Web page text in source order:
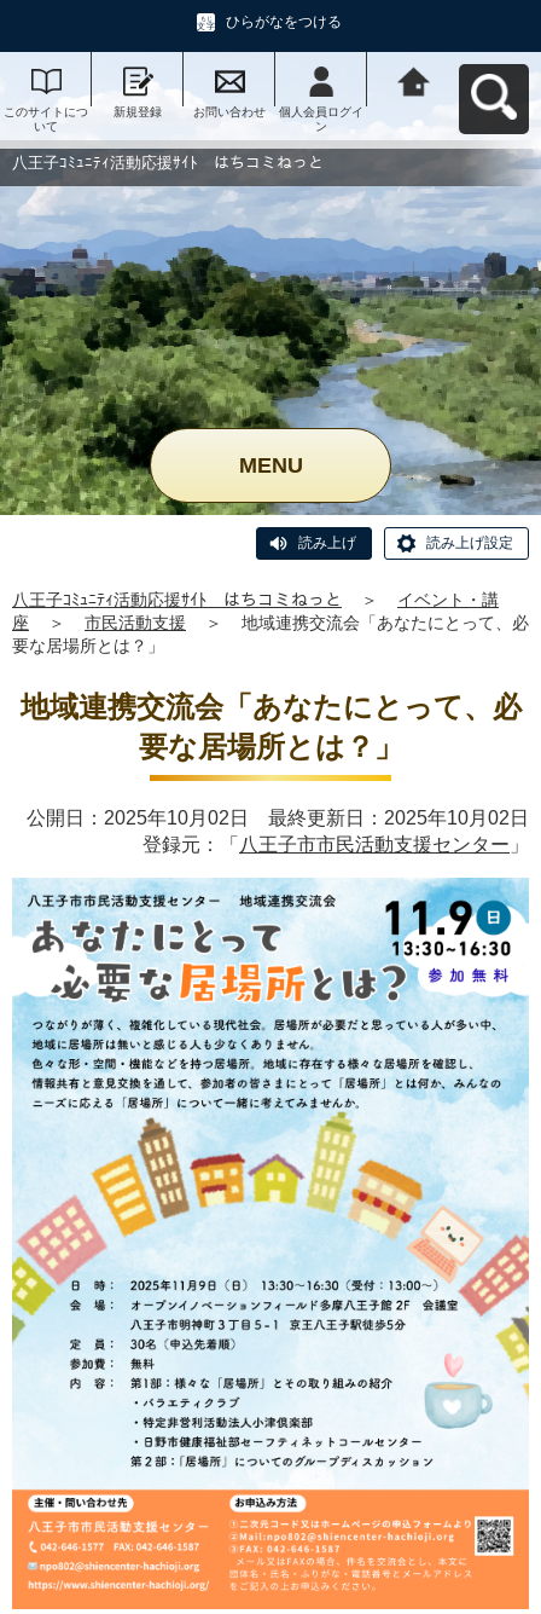
ひらがなをつける
このサイトにつ
いて
新規登録 お問い合わせ
個人会員ログイ
ン
動応援ｻｲﾄ はち
コミねっとへ戻
八王子ｺﾐｭﾆﾃｨ活動応援ｻｲﾄ はちコミねっと
MENU
読み上げ 読み上げ設定
八王子ｺﾐｭﾆﾃｨ活動応援ｻｲﾄ はちコミねっと ＞
イベント・講
座
＞ 市民活動支援 ＞
地域連携交流会「あなたにとって、必
要な居場所とは？」
地域連携交流会「あなたにとって、必
要な居場所とは？」
公開日：2025年10月02日 最終更新日：2025年10月02日
登録元：「 八王子市市民活動支援センター 」